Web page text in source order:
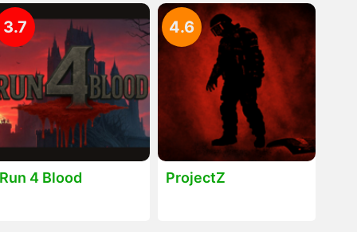
Run 4 Blood
3.7
ProjectZ
4.6